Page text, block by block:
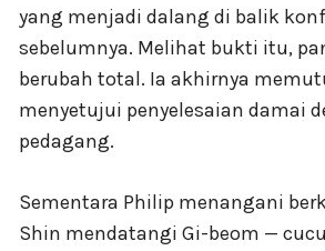
yang menjadi dalang di balik
sebelumnya. Melihat bukti itu,
berubah total. Ia akhirnya
menyetujui penyelesaian damai
pedagang.
Sementara Philip menangani
Shin mendatangi Gi-beom —